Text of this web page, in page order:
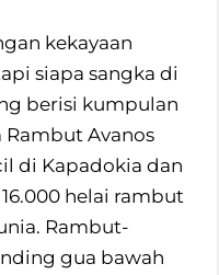
kekayaan
siapa sangka di
berisi kumpulan
Avanos
di Kapadokia dan
helai rambut
Rambut-
gua bawah